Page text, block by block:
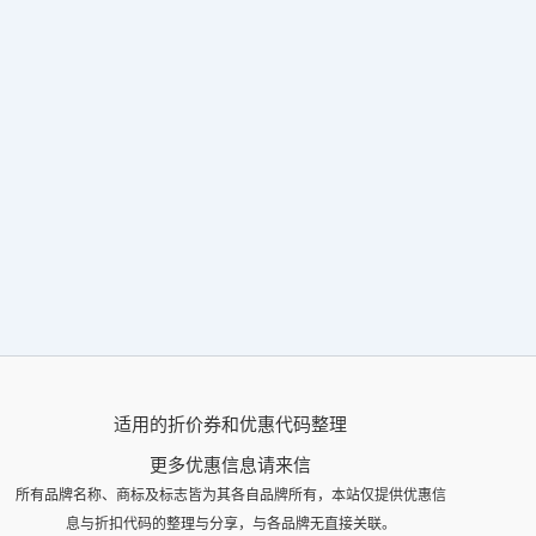
适用的折价券和优惠代码整理
更多优惠信息请来信
所有品牌名称、商标及标志皆为其各自品牌所有，本站仅提供优惠信
息与折扣代码的整理与分享，与各品牌无直接关联。